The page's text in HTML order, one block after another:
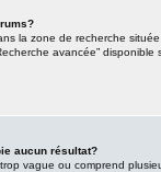
la zone de recherche
avancée”
aucun résultat?
vague ou comprend